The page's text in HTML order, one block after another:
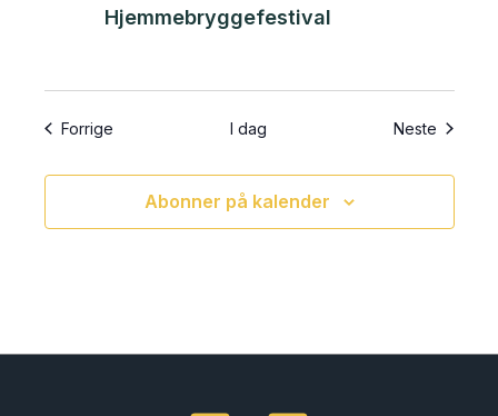
Hjemmebryggefestival
ForrigeArrangementer I dag Neste
Abonner på kalender